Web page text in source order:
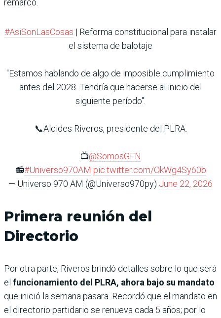
remarcó.
#AsiSonLasCosas | Reforma constitucional para instalar
el sistema de balotaje
"Estamos hablando de algo de imposible cumplimiento
antes del 2028. Tendría que hacerse al inicio del
siguiente período".
📞Alcides Riveros, presidente del PLRA.
📺@SomosGEN
📻#Universo970AM pic.twitter.com/OkWg4Sy60b
— Universo 970 AM (@Universo970py) June 22, 2026
Primera reunión del
Directorio
Por otra parte, Riveros brindó detalles sobre lo que será
el funcionamiento del PLRA, ahora bajo su mandato
que inició la semana pasara. Recordó que el mandato en
el directorio partidario se renueva cada 5 años; por lo